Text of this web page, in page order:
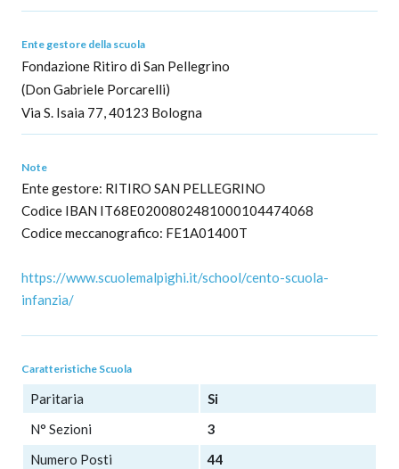
Ente gestore della scuola
Fondazione Ritiro di San Pellegrino
(Don Gabriele Porcarelli)
Via S. Isaia 77, 40123 Bologna
Note
Ente gestore: RITIRO SAN PELLEGRINO
Codice IBAN IT68E0200802481000104474068
Codice meccanografico: FE1A01400T
https://www.scuolemalpighi.it/school/cento-scuola-
infanzia/
Caratteristiche Scuola
Paritaria
Si
N° Sezioni
3
Numero Posti
44